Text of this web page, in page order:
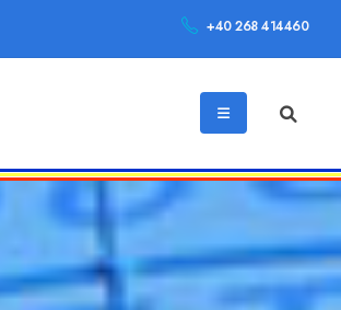
+40 268 414460